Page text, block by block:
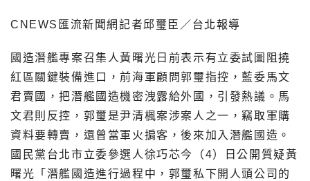
CNEWS匯流新聞網記者邱璽臣／台北報導
國造潛艦專案召集人黃曙光日前表示有立委試圖阻撓
紅區關鍵裝備進口，前海軍顧問郭璽指控，藍委馬文
君賣國，把潛艦國造機密洩露給外國，引發熱議。馬
文君則反控，郭璽是尹清楓案涉案人之一，竊取軍購
資料要轉賣，還曾當軍火掮客，後來加入潛艦國造。
國民黨台北市立委參選人徐巧芯今（4）日公開質疑黃
曙光「潛艦國造進行過程中，郭璽私下開人頭公司的